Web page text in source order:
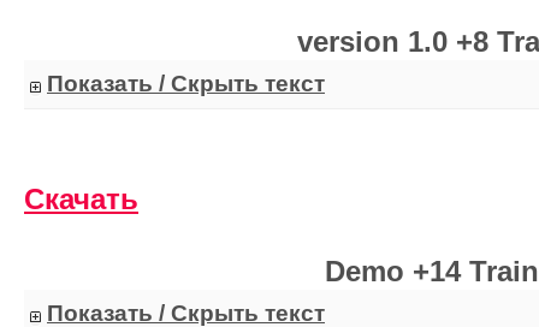
version 1.0 +8
Показать / Скрыть текст
Скачать
Demo +14
Показать / Скрыть текст